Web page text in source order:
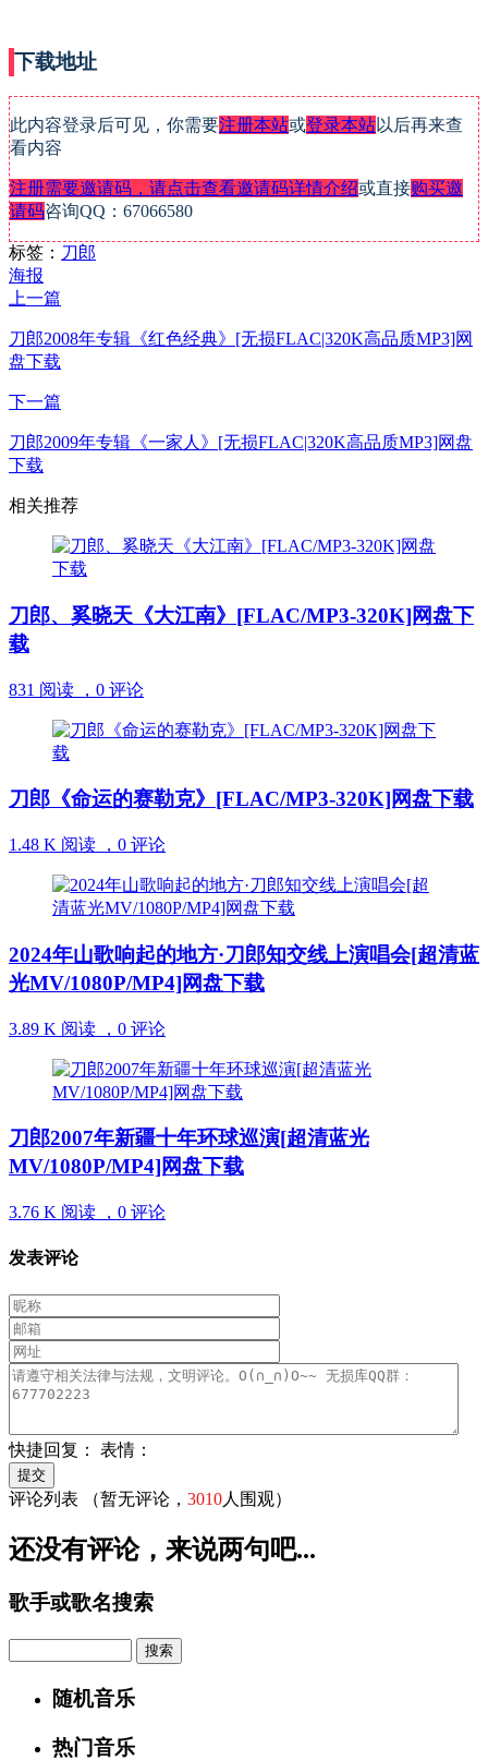
下载地址
此内容登录后可见，你需要注册本站或登录本站以后再来查
看内容
注册需要邀请码，请点击查看邀请码详情介绍或直接购买邀
请码咨询QQ：67066580
标签： 刀郎
海报
上一篇
刀郎2008年专辑《红色经典》[无损FLAC|320K高品质MP3]网
盘下载
下一篇
刀郎2009年专辑《一家人》[无损FLAC|320K高品质MP3]网盘
下载
相关推荐
刀郎、奚晓天《大江南》[FLAC/MP3-320K]网盘下
载
831 阅读 ， 0 评论
刀郎《命运的赛勒克》[FLAC/MP3-320K]网盘下载
1.48 K 阅读 ， 0 评论
2024年山歌响起的地方·刀郎知交线上演唱会[超清蓝
光MV/1080P/MP4]网盘下载
3.89 K 阅读 ， 0 评论
刀郎2007年新疆十年环球巡演[超清蓝光
MV/1080P/MP4]网盘下载
3.76 K 阅读 ， 0 评论
发表评论
快捷回复： 表情：
评论列表 （暂无评论， 3010人围观）
还没有评论，来说两句吧...
歌手或歌名搜索
随机音乐
热门音乐